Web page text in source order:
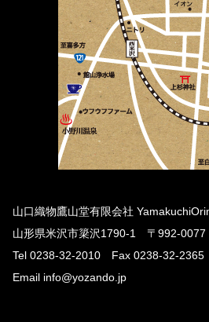
山口織物鷹山堂有限会社
山形県米沢市簗沢1790-1 〒992-0077
Tel 0238-32-2010 Fax 0238-32-2365
Email info@yozando.jp